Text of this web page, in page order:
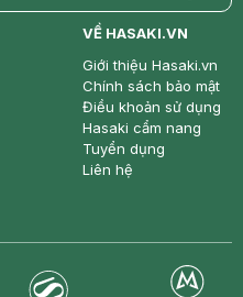
price
VỀ HASAKI.VN
Giới thiệu Hasaki.vn
Chính sách bảo mật
Điều khoản sử dụng
Hasaki cẩm nang
Tuyển dụng
Liên hệ